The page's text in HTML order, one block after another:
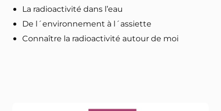
La radioactivité dans l’eau
De l´environnement à l´assiette
Connaître la radioactivité autour de moi